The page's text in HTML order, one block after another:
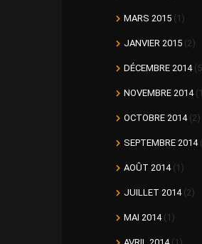
MARS 2015 (1)
JANVIER 2015 (2)
DÉCEMBRE 2014
NOVEMBRE 2014
OCTOBRE 2014(2)
SEPTEMBRE 2014
AOÛT 2014(1)
JUILLET 2014(2)
MAI 2014(1)